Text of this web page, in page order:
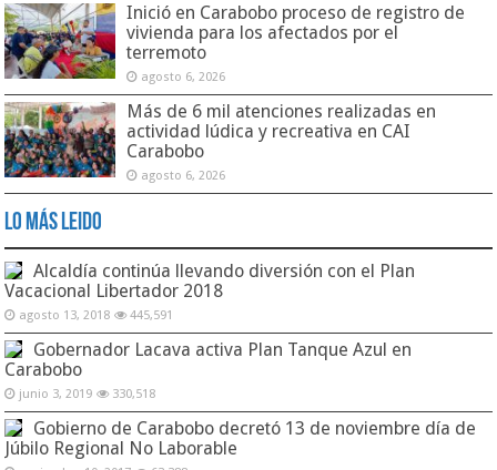
Inició en Carabobo proceso de registro de
vivienda para los afectados por el
terremoto
agosto 6, 2026
Más de 6 mil atenciones realizadas en
actividad lúdica y recreativa en CAI
Carabobo
agosto 6, 2026
Lo Más Leido
Alcaldía continúa llevando diversión con el Plan
Vacacional Libertador 2018
agosto 13, 2018 445,591
Gobernador Lacava activa Plan Tanque Azul en
Carabobo
junio 3, 2019 330,518
Gobierno de Carabobo decretó 13 de noviembre día de
Júbilo Regional No Laborable